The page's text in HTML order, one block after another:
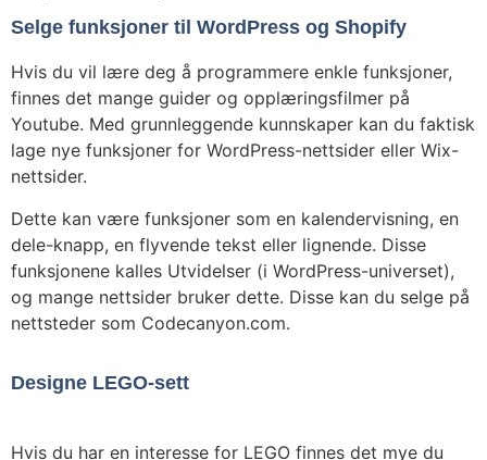
Selge funksjoner til WordPress og Shopify
Hvis du vil lære deg å programmere enkle funksjoner,
finnes det mange guider og opplæringsfilmer på
Youtube. Med grunnleggende kunnskaper kan du faktisk
lage nye funksjoner for WordPress-nettsider eller Wix-
nettsider.
Dette kan være funksjoner som en kalendervisning, en
dele-knapp, en flyvende tekst eller lignende. Disse
funksjonene kalles Utvidelser (i WordPress-universet),
og mange nettsider bruker dette. Disse kan du selge på
nettsteder som Codecanyon.com.
Designe LEGO-sett
Hvis du har en interesse for LEGO finnes det mye du